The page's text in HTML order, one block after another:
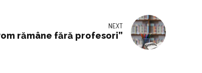
NEXT
rămâne fără profesori”